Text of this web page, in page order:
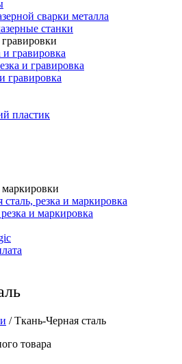
сварки металла
станки
гравировка
и гравировка
гравировка
пластик
резка и маркировка
и маркировка
/ Ткань-Черная сталь
товара